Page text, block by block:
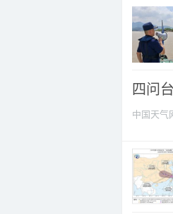
四问
中国天气